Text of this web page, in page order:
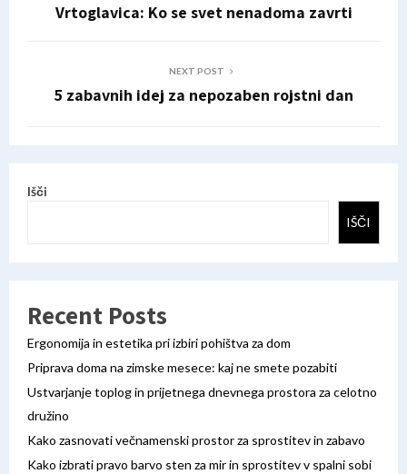
Vrtoglavica: Ko se svet nenadoma zavrti
NEXT POST
5 zabavnih idej za nepozaben rojstni dan
Išči
IŠČI
Recent Posts
Ergonomija in estetika pri izbiri pohištva za dom
Priprava doma na zimske mesece: kaj ne smete pozabiti
Ustvarjanje toplog in prijetnega dnevnega prostora za celotno
družino
Kako zasnovati večnamenski prostor za sprostitev in zabavo
Kako izbrati pravo barvo sten za mir in sprostitev v spalni sobi